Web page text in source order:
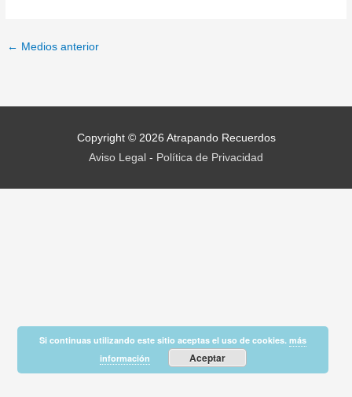
← Medios anterior
Copyright © 2026 Atrapando Recuerdos
Aviso Legal - Política de Privacidad
Si continuas utilizando este sitio aceptas el uso de cookies.más
información
Aceptar